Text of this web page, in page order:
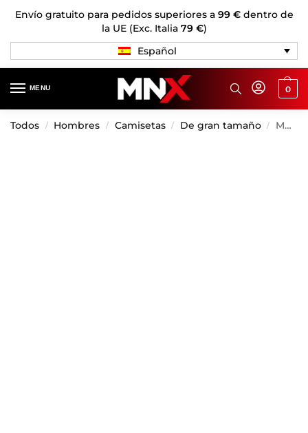
Envío gratuito para pedidos superiores a 99 €dentro de
la UE (Exc. Italia 79 €)
Español
MENU 0
Todos / Hombres / Camisetas / De gran tamaño / MNX Extra camiseta HC 3.0, verde claro